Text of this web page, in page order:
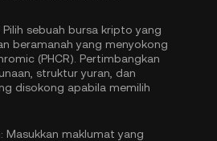
Pilih sebuah bursa kripto yang
beramanah yang menyokong
(PHCR). Pertimbangkan
struktur yuran, dan
disokong apabila memilih
Masukkan maklumat yang